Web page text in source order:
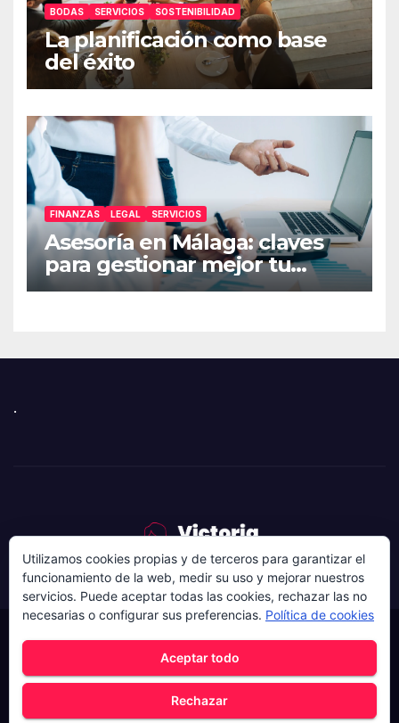
BODAS SERVICIOS SOSTENIBILIDAD
La planificación como base
del éxito
FINANZAS LEGAL SERVICIOS
Asesoría en Málaga: claves
para gestionar mejor tu
empresa
.
Funciona gracias a WordPress|Tema: News Hunt de
Themeansar.
CONTACTOesPOLÍTICA DE COOKIES
Utilizamos cookies propias y de terceros para garantizar el
funcionamiento de la web, medir su uso y mejorar nuestros
servicios. Puede aceptar todas las cookies, rechazar las no
necesarias o configurar sus preferencias. Política de cookies
Aceptar todo
Rechazar